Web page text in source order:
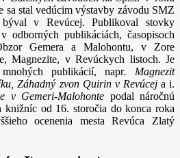
sa stal vedúcim výstavby závodu SMZ
v Revúcej. Publikoval stovky
publikáciách, časopisoch
Gemera a Malohontu, v Zore
Magnezite, v Revúckych listoch. Je
publikácií, napr. Magnezit
Záhadný zvon Quirin v Revúcej a i.
v Gemeri-Malohonte podal náročnú
knižníc od 16. storočia do konca roka
ocenenia mesta Revúca Zlatý